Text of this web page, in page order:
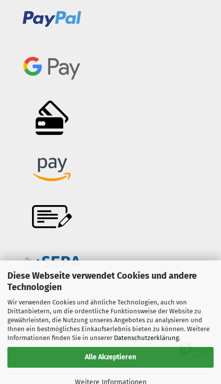
Diese Webseite verwendet Cookies und andere
Technologien
Wir verwenden Cookies und ähnliche Technologien, auch von
Drittanbietern, um die ordentliche Funktionsweise der Website zu
gewährleisten, die Nutzung unseres Angebotes zu analysieren und
Ihnen ein bestmögliches Einkaufserlebnis bieten zu können. Weitere
Informationen finden Sie in unserer Datenschutzerklärung.
Alle Akzeptieren
Weitere Informationen
Onlineshop erstellenmit Gambio.de © 2026
Ausgewählte Top-Bewertungen für www.copter-trade.de